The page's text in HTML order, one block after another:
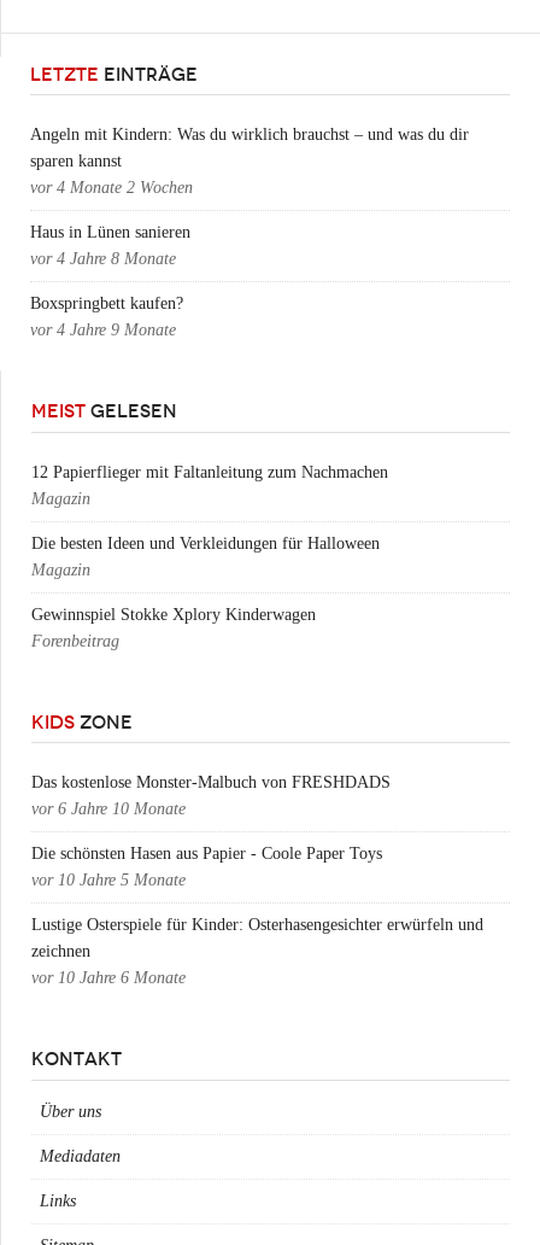
LETZTE EINTRÄGE
Angeln mit Kindern: Was du wirklich brauchst – und was du dir
sparen kannst
vor 4 Monate 2 Wochen
Haus in Lünen sanieren
vor 4 Jahre 8 Monate
Boxspringbett kaufen?
vor 4 Jahre 9 Monate
MEIST GELESEN
12 Papierflieger mit Faltanleitung zum Nachmachen
Magazin
Die besten Ideen und Verkleidungen für Halloween
Magazin
Gewinnspiel Stokke Xplory Kinderwagen
Forenbeitrag
KIDS ZONE
Das kostenlose Monster-Malbuch von FRESHDADS
vor 6 Jahre 10 Monate
Die schönsten Hasen aus Papier - Coole Paper Toys
vor 10 Jahre 5 Monate
Lustige Osterspiele für Kinder: Osterhasengesichter erwürfeln und
zeichnen
vor 10 Jahre 6 Monate
KONTAKT
Über uns
Mediadaten
Links